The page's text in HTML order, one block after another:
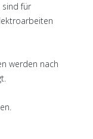
sind für
werden nach